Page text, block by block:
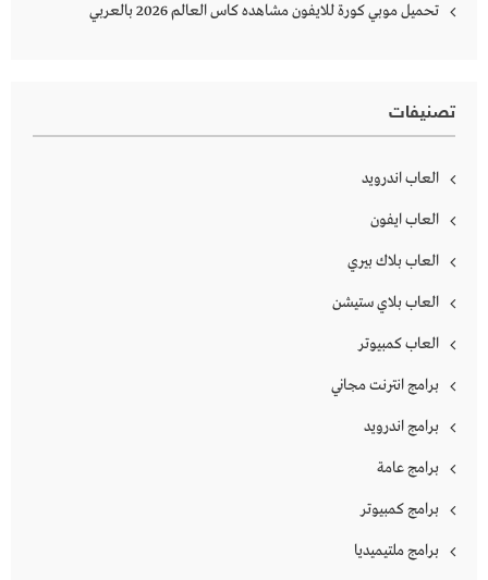
تحميل موبي كورة للايفون مشاهده كاس العالم 2026 بالعربي
تصنيفات
العاب اندرويد
العاب ايفون
العاب بلاك بيري
العاب بلاي ستيشن
العاب كمبيوتر
برامج انترنت مجاني
برامج اندرويد
برامج عامة
برامج كمبيوتر
برامج ملتيميديا